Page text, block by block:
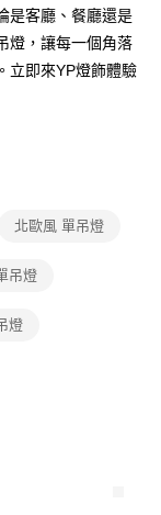
式。 讓您購物簡單
「AFTEE先享後付」
。
成。
，需透過AFTEE先享
繫「AFTEE先享後付
是客廳、餐廳還是
燈，讓每一個角落
立即來YP燈飾體驗
北歐風 單吊燈
吊燈
燈